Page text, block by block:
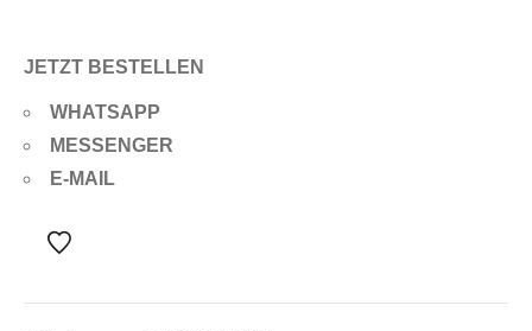
JETZT BESTELLEN
WHATSAPP
MESSENGER
E-MAIL